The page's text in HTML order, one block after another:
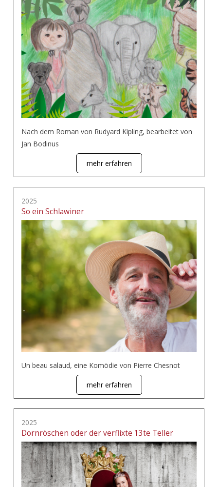
Nach dem Roman von Rudyard Kipling, bearbeitet von
Jan Bodinus
mehr erfahren
2025
So ein Schlawiner
Un beau salaud, eine Komödie von Pierre Chesnot
mehr erfahren
2025
Dornröschen oder der verflixte 13te Teller